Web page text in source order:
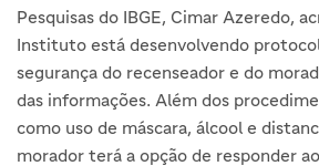
Pesquisas do IBGE, Cimar Azeredo,
Instituto está desenvolvendo
segurança do recenseador e do
das informações. Além dos
como uso de máscara, álcool e
morador terá a opção de responder